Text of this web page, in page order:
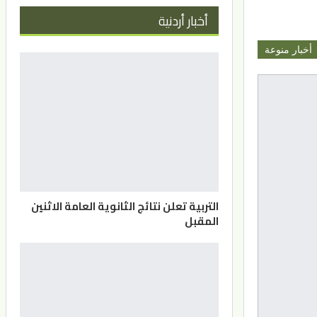
أخبار منوعة
أخبار أردنية
التربية تعلن نتائج الثانوية العامة الاثنين
المقبل